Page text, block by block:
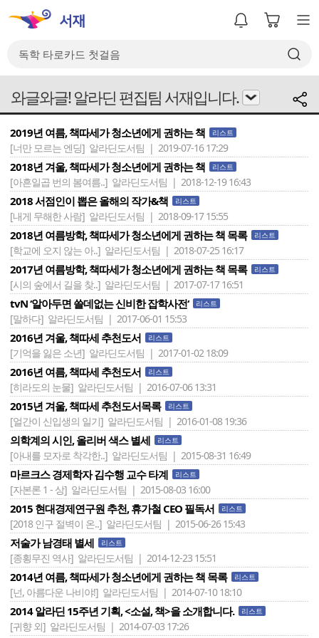
와글와글! 알라딘 편집팀 서재입니다.
2019년 여름, 책따세가 청소년에게 권하는 책 리스트
[너만 모르는 엔딩] 알라딘도서팀 | 2019-07-16 17:29
2018년 겨울, 책따세가 청소년에게 권하는 책 리스트
[아흔일곱 번의 봄여름..] 알라딘도서팀 | 2018-12-19 16:43
2018 서점인이 뽑은 올해의 작가&책 리스트
[내게 무해한 사람] 알라딘도서팀 | 2018-09-17 15:55
2018년 여름방학, 책따세가 청소년에게 권하는 책 목록 리스트
[학교에 오지 않는 아..] 알라딘도서팀 | 2018-07-25 16:17
2017년 여름방학, 책따세가 청소년에게 권하는 책 목록 리스트
[시의 숲에서 길을 찾..] 알라딘도서팀 | 2017-07-17 16:51
tvN ‘알아두면 쓸데없는 신비한 잡학사전‘ 리스트
[말하다] 알라딘도서팀 | 2017-06-01 15:53
2016년 겨울, 책따세 추천도서 리스트
[기억을 잃은 소년] 알라딘도서팀 | 2017-01-02 18:09
2016년 여름, 책따세 추천도서 리스트
[히라도의 눈물] 알라딘도서팀 | 2016-07-06 13:31
2015년 겨울, 책따세 추천도서목록 리스트
[얼간이 신입생의 일기] 알라딘도서팀 | 2016-01-08 19:36
의학계의 시인, 올리버 색스 별세 리스트
[아내를 모자로 착각한..] 알라딘도서팀 | 2015-08-31 16:49
마르크스 경제학자 김수행 교수 타계 리스트
[자본론 1 - 상] 알라딘도서팀 | 2015-08-03 16:00
2015 현대경제연구원 추천, 휴가철 CEO 필독서 리스트
[2018 인구 절벽이 온..] 알라딘도서팀 | 2015-06-26 15:43
저술가 남경태 별세 리스트
[종횡무진 역사] 알라딘도서팀 | 2014-12-23 15:51
2014년 여름, 책따세가 청소년에게 권하는 책 목록 리스트
[넌, 아름다운 나비야!] 알라딘도서팀 | 2014-07-10 18:10
2014 알라딘 15주년 기획, <소설, 책>을 소개합니다. 리스트
[귀향 외] 알라딘도서팀 | 2014-07-03 17:26